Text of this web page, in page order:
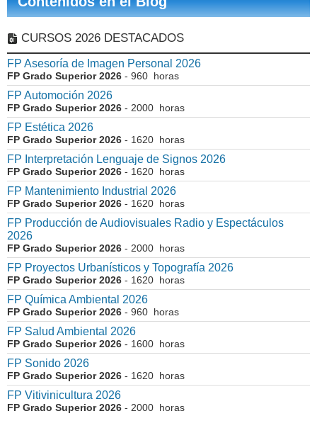
CURSOS 2026 DESTACADOS
FP Asesoría de Imagen Personal 2026
FP Grado Superior 2026 - 960 horas
FP Automoción 2026
FP Grado Superior 2026 - 2000 horas
FP Estética 2026
FP Grado Superior 2026 - 1620 horas
FP Interpretación Lenguaje de Signos 2026
FP Grado Superior 2026 - 1620 horas
FP Mantenimiento Industrial 2026
FP Grado Superior 2026 - 1620 horas
FP Producción de Audiovisuales Radio y Espectáculos
2026
FP Grado Superior 2026 - 2000 horas
FP Proyectos Urbanísticos y Topografía 2026
FP Grado Superior 2026 - 1620 horas
FP Química Ambiental 2026
FP Grado Superior 2026 - 960 horas
FP Salud Ambiental 2026
FP Grado Superior 2026 - 1600 horas
FP Sonido 2026
FP Grado Superior 2026 - 1620 horas
FP Vitivinicultura 2026
FP Grado Superior 2026 - 2000 horas